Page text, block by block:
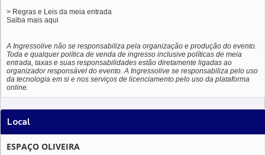
> Regras e Leis da meia entrada
Saiba mais aqui
A Ingressolive não se responsabiliza pela organização e produção do evento.
Toda e qualquer política de venda de ingresso inclusive políticas de meia
entrada, taxas e suas responsabilidades estão diretamente ligadas ao
organizador responsável do evento. A Ingressolive se responsabiliza pelo uso
da tecnologia em si e nos serviços de licenciamento pelo uso da plataforma
online.
Local
ESPAÇO OLIVEIRA